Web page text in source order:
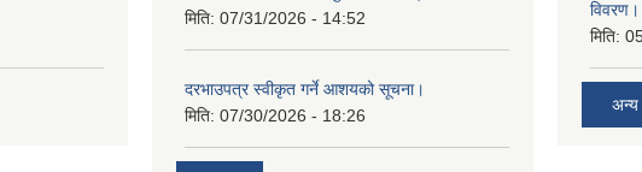
मिति: 07/31/2026 - 14:52
दरभाउपत्र स्वीकृत गर्ने आशयको सूचना।
मिति: 07/30/2026 - 18:26
विवरण।
मिति:
अन्य